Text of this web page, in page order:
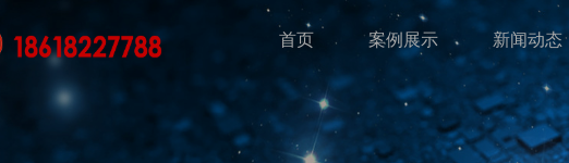
首页 案例展示 新闻动态